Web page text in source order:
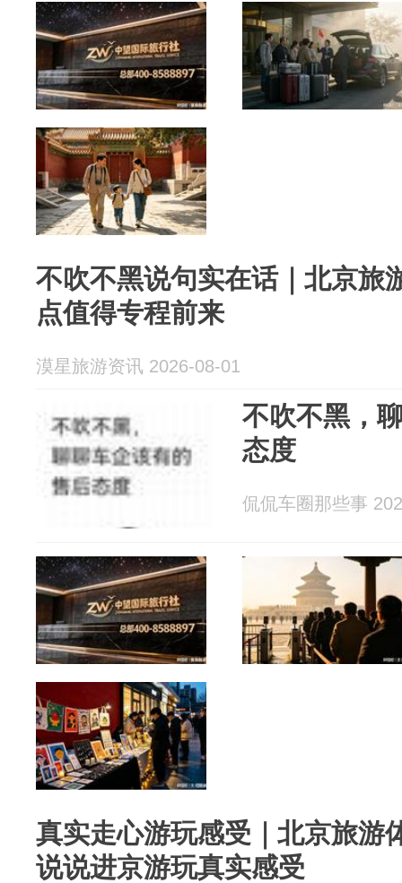
不吹不黑说句实在话｜北京旅
点值得专程前来
漠星旅游资讯 2026-08-01
不吹不黑，
态度
侃侃车圈那些事
真实走心游玩感受｜北京旅游
说说进京游玩真实感受